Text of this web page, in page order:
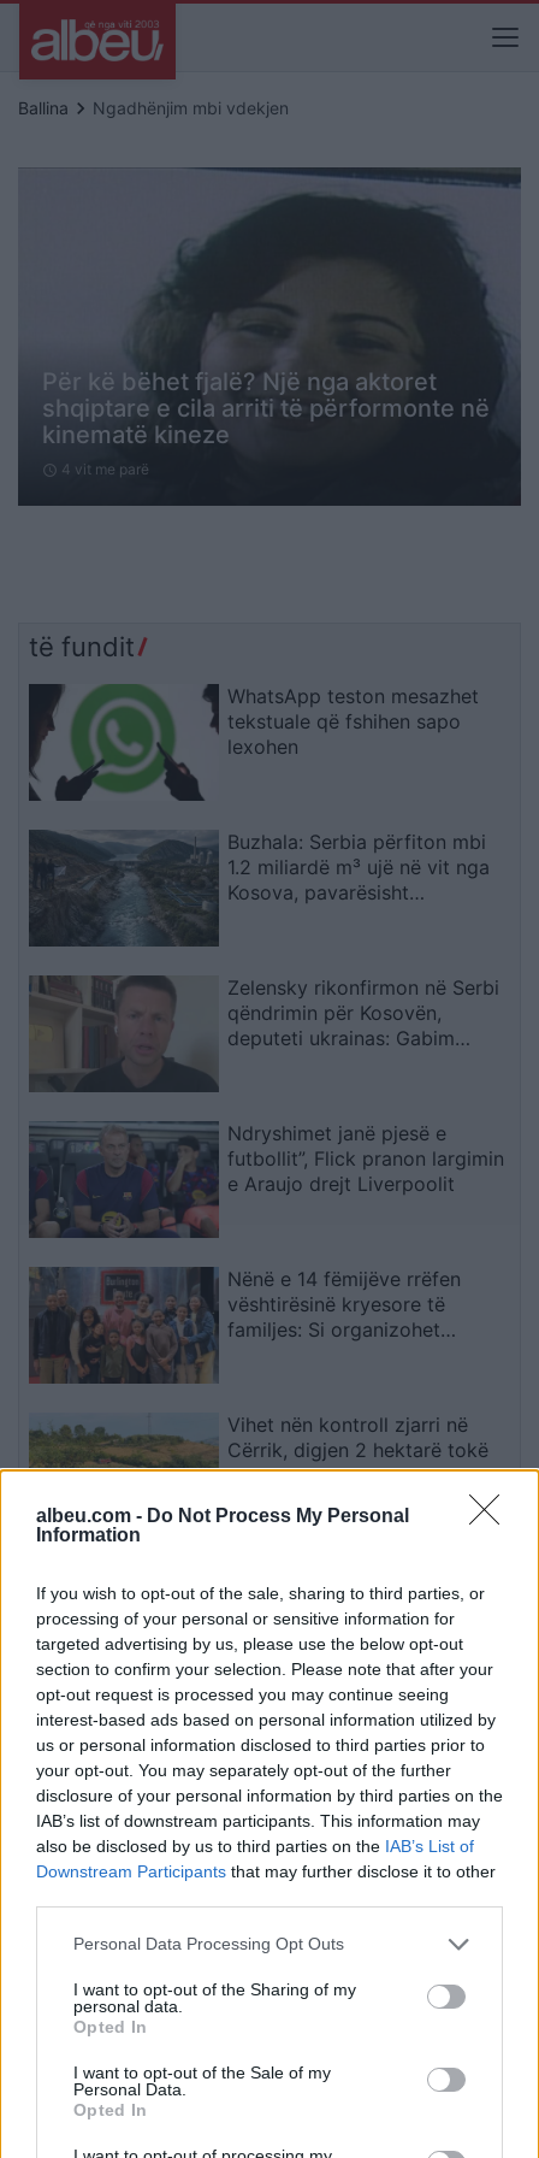
albeu.com - Do Not Process My Personal
Information
If you wish to opt-out of the sale, sharing to third parties, or
processing of your personal or sensitive information for
targeted advertising by us, please use the below opt-out
section to confirm your selection. Please note that after your
opt-out request is processed you may continue seeing
interest-based ads based on personal information utilized by
us or personal information disclosed to third parties prior to
your opt-out. You may separately opt-out of the further
disclosure of your personal information by third parties on the
IAB’s list of downstream participants. This information may
also be disclosed by us to third parties on the IAB’s List of
Downstream Participants that may further disclose it to other
Personal Data Processing Opt Outs
I want to opt-out of the Sharing of my
personal data.
Opted In
I want to opt-out of the Sale of my
Personal Data.
Opted In
Ballina keyboard_arrow_right Ngadhënjim mbi vdekjen
Për kë bëhet fjalë? Një nga aktoret
shqiptare e cila arriti të përformonte në
kinematë kineze
schedule 4 vit me parë
të fundit
WhatsApp teston mesazhet
tekstuale që fshihen sapo
lexohen
Buzhala: Serbia përfiton mbi
1.2 miliardë m³ ujë në vit nga
Kosova, pavarësisht
Zelensky rikonfirmon në Serbi
qëndrimin për Kosovën,
deputeti ukrainas: Gabim
Ndryshimet janë pjesë e
futbollit”, Flick pranon largimin
e Araujo drejt Liverpoolit
Nënë e 14 fëmijëve rrëfen
vështirësinë kryesore të
familjes: Si organizohet
Vihet nën kontroll zjarri në
Cërrik, digjen 2 hektarë tokë
dhe rreth 250 rrënjë ullinj
qytetare, mesazhi i qartë për
qeverinë: “Nesër më shumë”,
kërkohet largimi i Ramës
Esim for Global|Esim for Europe|
Esim for Caribbean